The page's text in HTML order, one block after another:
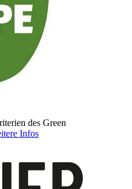
des Green
Infos